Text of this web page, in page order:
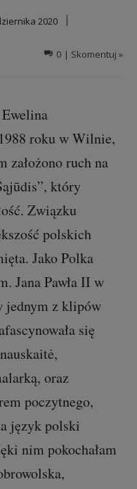
2020 |
0 | Skomentuj »
roku w Wilnie,
założono ruch na
który
Związku
polskich
Jako Polka
Jana Pawła II w
jednym z klipów
się
oraz
poczytnego,
język polski
nim pokochałam